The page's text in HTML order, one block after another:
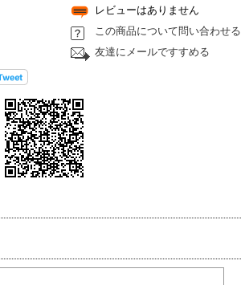
レビューはありません
この商品について問い合わせる
友達にメールですすめる